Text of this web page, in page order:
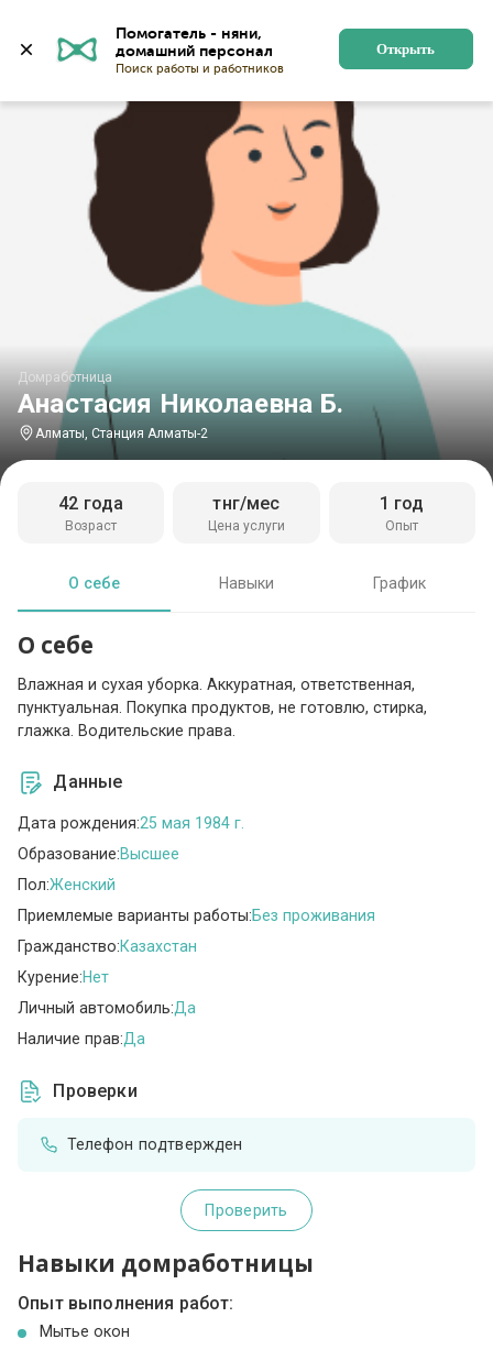
Помогатель - няни,
Поиск работы и работников
Открыть
Анастасия Николаевна Б.
Домработница
Алматы, Станция Алматы-2
Возраст
42 года
Цена услуги
тнг/мес
Опыт
1 год
О себе Навыки График
О себе
Влажная и сухая уборка. Аккуратная, ответственная,
пунктуальная. Покупка продуктов, не готовлю, стирка,
глажка. Водительские права.
Данные
Дата рождения:25 мая 1984 г.
Образование:Высшее
Пол:Женский
Приемлемые варианты работы:Без проживания
Гражданство:Казахстан
Курение:Нет
Личный автомобиль:Да
Наличие прав:Да
Проверки
Телефон подтвержден
Проверить
Навыки домработницы
Опыт выполнения работ:
Мытье окон